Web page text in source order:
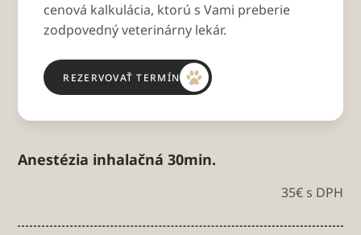
cenová kalkulácia, ktorú s Vami preberie
zodpovedný veterinárny lekár.
REZERVOVAŤ TERMÍN
Anestézia inhalačná 30min.
35€ s DPH